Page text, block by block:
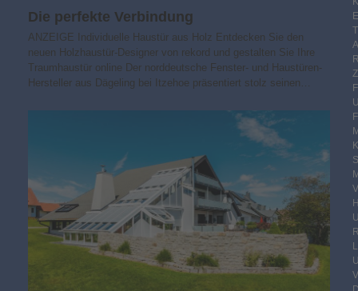
Die perfekte Verbindung
ANZEIGE Individuelle Haustür aus Holz Entdecken Sie den
neuen Holzhaustür-Designer von rekord und gestalten Sie Ihre
Traumhaustür online Der norddeutsche Fenster- und Haustüren-
Hersteller aus Dägeling bei Itzehoe präsentiert stolz seinen…